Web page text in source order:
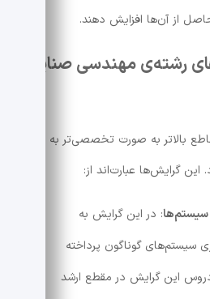
از آن‌ها افزایش دهند.
رشته‌ی مهندسی صنایع
بالاتر به صورت تخصصی‌تر به
گرایش‌ها عبارت‌اند از:
سیستم‌ها: در این گرایش به
سیستم‌های گوناگون پرداخته
این گرایش در مقطع ارشد